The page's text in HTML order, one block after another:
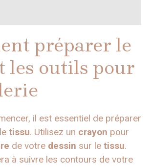
préparer le
les outils pour
il est essentiel de préparer
tissu. Utilisez un crayon pour
de votre dessin sur le tissu.
à suivre les contours de votre